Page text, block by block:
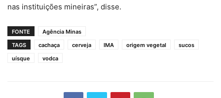
nas instituições mineiras”, disse.
FONTE
Agência Minas
TAGS
cachaça cerveja IMA origem vegetal
sucos
uísque
vodca